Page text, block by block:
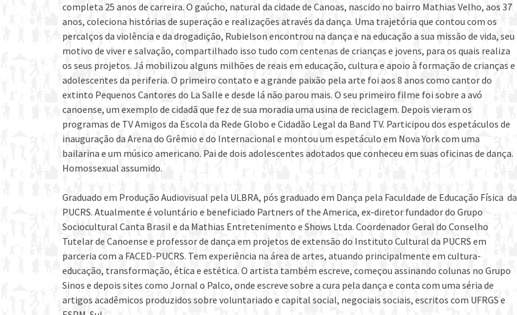
completa 25 anos de carreira. O gaúcho, natural da cidade de Canoas, nascido no bairro Mathias Velho, aos 37
anos, coleciona histórias de superação e realizações através da dança. Uma trajetória que contou com os
percalços da violência e da drogadição, Rubielson encontrou na dança e na educação a sua missão de vida, seu
motivo de viver e salvação, compartilhado isso tudo com centenas de crianças e jovens, para os quais realiza
os seus projetos. Já mobilizou alguns milhões de reais em educação, cultura e apoio à formação de crianças e
adolescentes da periferia. O primeiro contato e a grande paixão pela arte foi aos 8 anos como cantor do
extinto Pequenos Cantores do La Salle e desde lá não parou mais. O seu primeiro filme foi sobre a avó
canoense, um exemplo de cidadã que fez de sua moradia uma usina de reciclagem. Depois vieram os
programas de TV Amigos da Escola da Rede Globo e Cidadão Legal da Band TV. Participou dos espetáculos de
inauguração da Arena do Grêmio e do Internacional e montou um espetáculo em Nova York com uma
bailarina e um músico americano. Pai de dois adolescentes adotados que conheceu em suas oficinas de dança.
Homossexual assumido.
Graduado em Produção Audiovisual pela ULBRA, pós graduado em Dança pela Faculdade de Educação Física da
PUCRS. Atualmente é voluntário e beneficiado Partners of the America, ex-diretor fundador do Grupo
Sociocultural Canta Brasil e da Mathias Entretenimento e Shows Ltda. Coordenador Geral do Conselho
Tutelar de Canoense e professor de dança em projetos de extensão do Instituto Cultural da PUCRS em
parceria com a FACED-PUCRS. Tem experiência na área de artes, atuando principalmente em cultura-
educação, transformação, ética e estética. O artista também escreve, começou assinando colunas no Grupo
Sinos e depois sites como Jornal o Palco, onde escreve sobre a cura pela dança e conta com uma séria de
artigos acadêmicos produzidos sobre voluntariado e capital social, negociais sociais, escritos com UFRGS e